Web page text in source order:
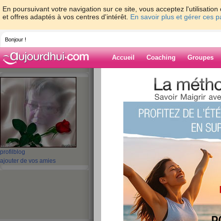
En poursuivant votre navigation sur ce site, vous acceptez
et offres adaptés à vos centres d'intérêt. En savoir plus et gérer ces
Bonjour !
Accueil Coaching Groupes
profil blog
ajouter de vos amies
> >
Blog de josie53